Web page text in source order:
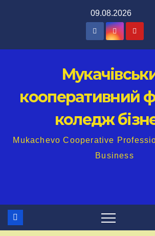
09.08.2026
кооперативний
коледж
Mukachevo Cooperative
Business